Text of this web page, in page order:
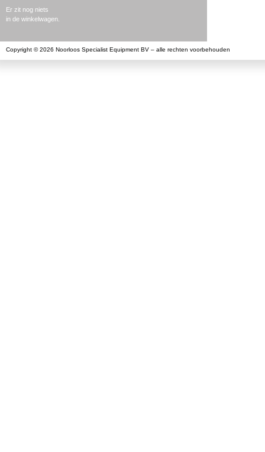
Er zit nog niets
in de winkelwagen.
Copyright © 2026 Noorloos Specialist Equipment BV – alle rechten voorbehouden